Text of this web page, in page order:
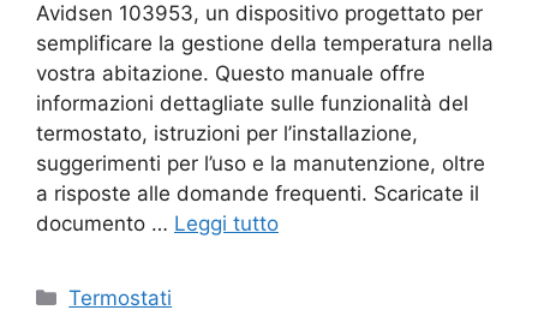
Avidsen 103953, un dispositivo progettato per
semplificare la gestione della temperatura nella
vostra abitazione. Questo manuale offre
informazioni dettagliate sulle funzionalità del
termostato, istruzioni per l’installazione,
suggerimenti per l’uso e la manutenzione, oltre
a risposte alle domande frequenti. Scaricate il
documento … Leggi tutto
Categorie
Termostati